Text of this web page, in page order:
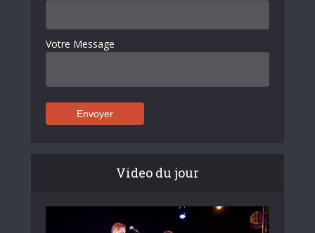
Votre Message
Video du jour